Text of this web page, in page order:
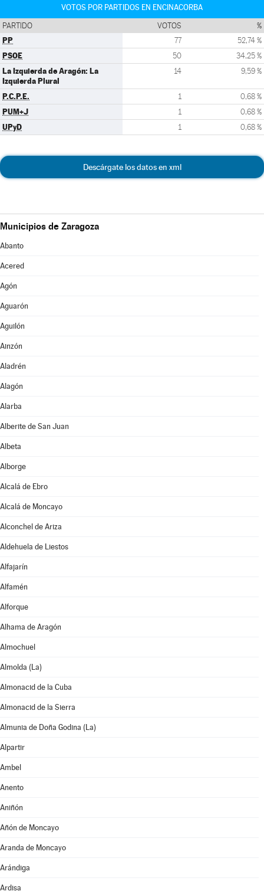
VOTOS POR PARTIDOS EN ENCINACORBA
PARTIDO VOTOS %
PP 77 52,74 %
PSOE 50 34,25 %
La Izquierda de Aragón: La
Izquierda Plural
14 9,59 %
P.C.P.E. 1 0,68 %
PUM+J 1 0,68 %
UPyD 1 0,68 %
Descárgate los datos en xml
Municipios de Zaragoza
Abanto
Acered
Agón
Aguarón
Aguilón
Ainzón
Aladrén
Alagón
Alarba
Alberite de San Juan
Albeta
Alborge
Alcalá de Ebro
Alcalá de Moncayo
Alconchel de Ariza
Aldehuela de Liestos
Alfajarín
Alfamén
Alforque
Alhama de Aragón
Almochuel
Almolda (La)
Almonacid de la Cuba
Almonacid de la Sierra
Almunia de Doña Godina (La)
Alpartir
Ambel
Anento
Aniñón
Añón de Moncayo
Aranda de Moncayo
Arándiga
Ardisa